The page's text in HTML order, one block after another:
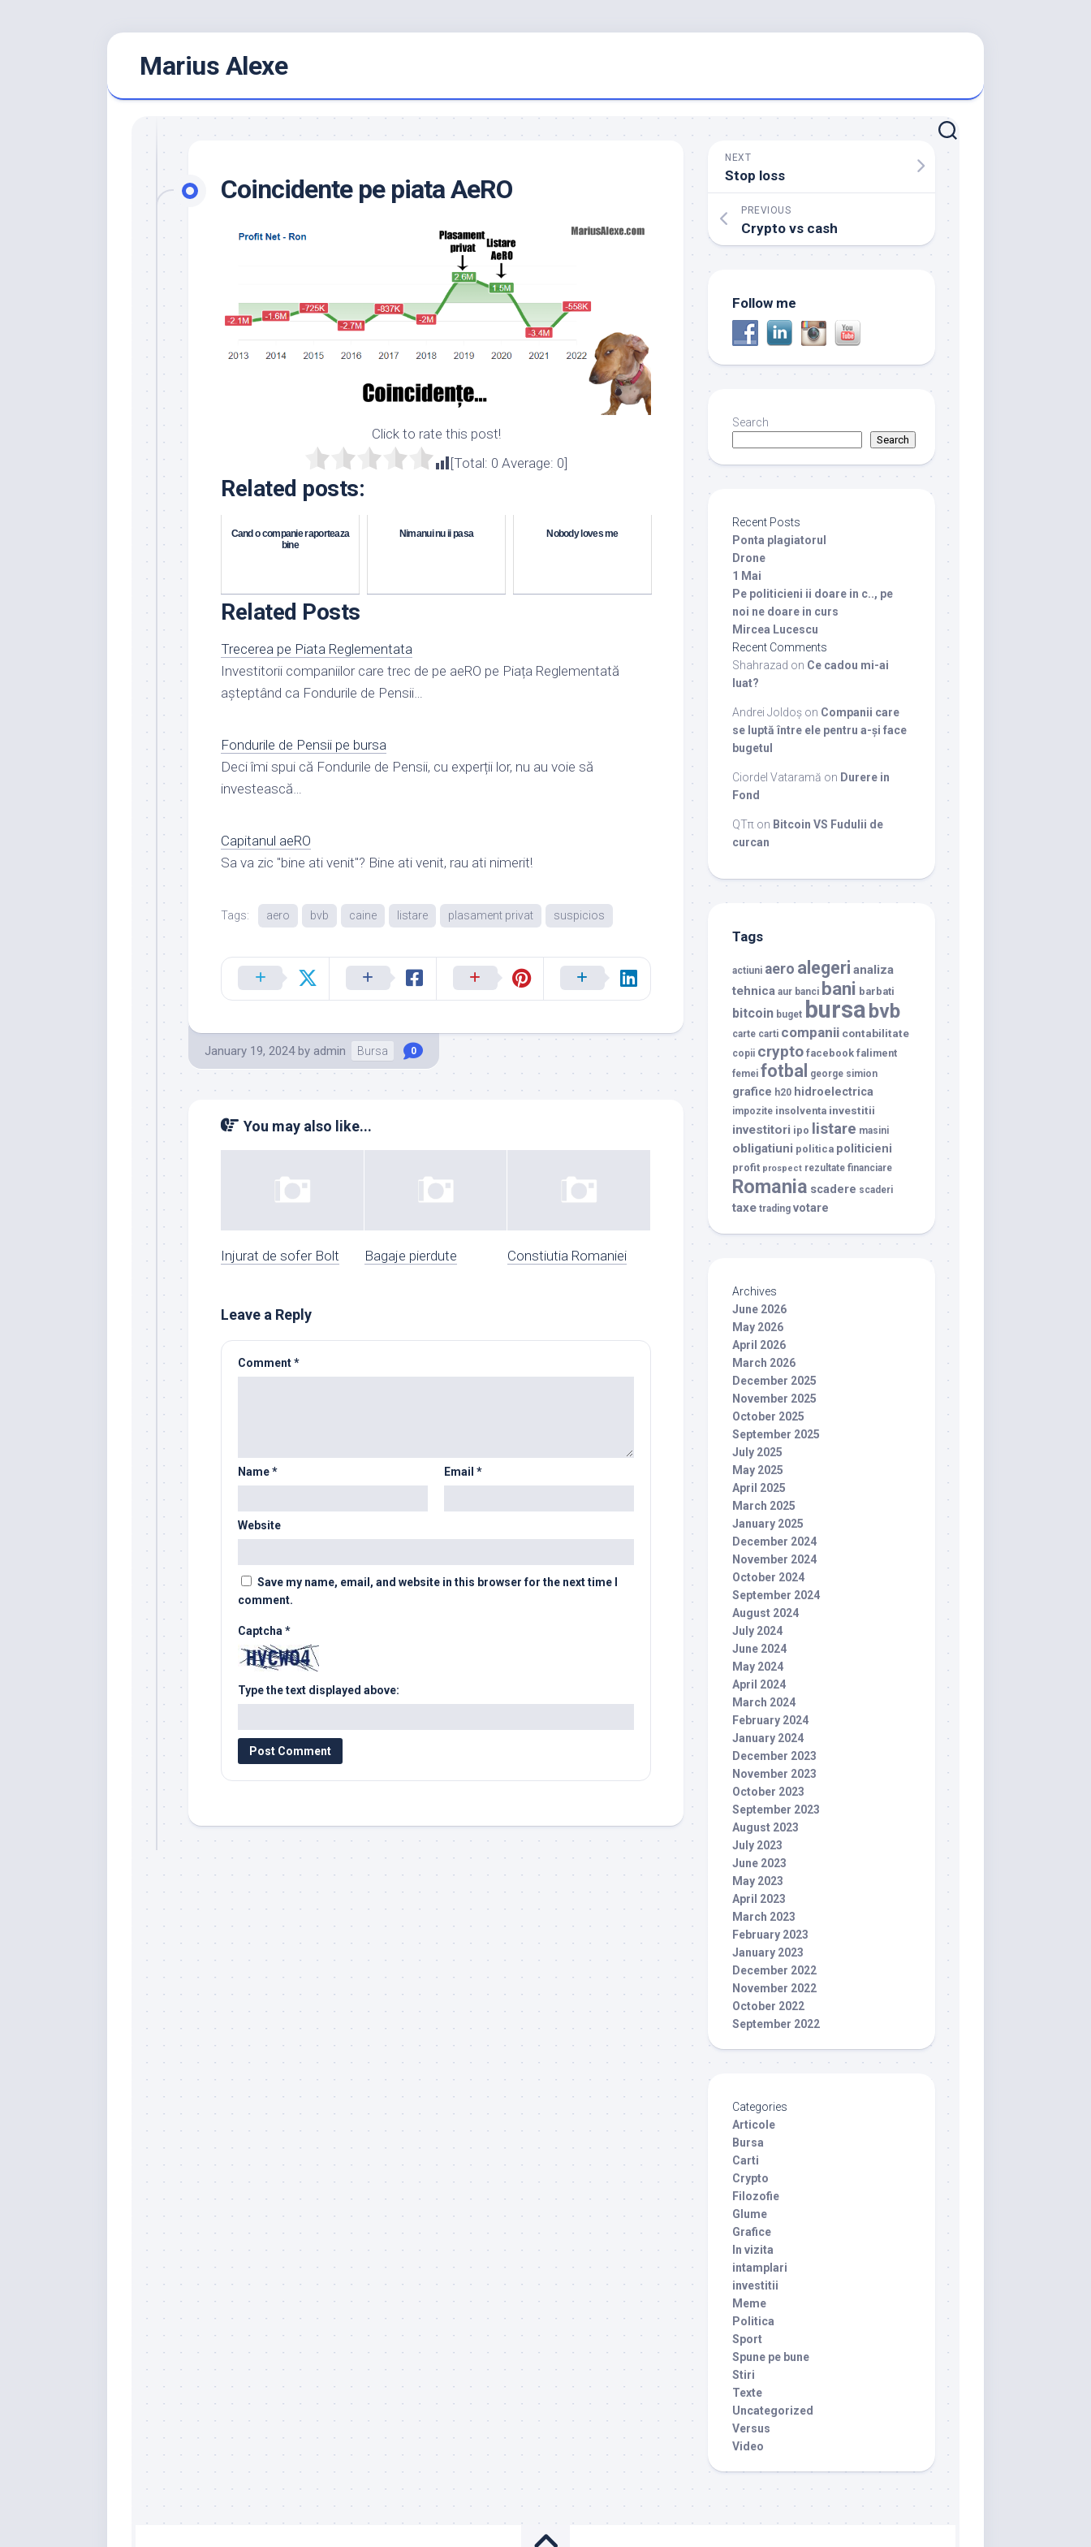
Marius Alexe
Coincidente pe piata AeRO
Click to rate this post!
[Total: 0 Average: 0]
Related posts:
Cand o companie raporteaza
bine
Nimanui nu ii pasa Nobody loves me
Related Posts
Trecerea pe Piata Reglementata
Investitorii companiilor care trec de pe aeRO pe Piața Reglementată
așteptând ca Fondurile de Pensii…
Fondurile de Pensii pe bursa
Deci îmi spui că Fondurile de Pensii, cu experții lor, nu au voie să
investească…
Capitanul aeRO
Sa va zic "bine ati venit"? Bine ati venit, rau ati nimerit!
Tags: aero bvb caine listare plasament privat suspicios
January 19, 2024 by admin Bursa 0
You may also like...
Injurat de sofer Bolt Bagaje pierdute Constiutia Romaniei
Leave a Reply
Comment*
Name* Email *
Website
Save my name, email, and website in this browser for the next time I
comment.
Captcha *
Type the text displayed above:
NEXT
Stop loss
PREVIOUS
Crypto vs cash
Follow me
Search
Search
Recent Posts
Ponta plagiatorul
Drone
1 Mai
Pe politicieni ii doare in c.., pe
noi ne doare in curs
Mircea Lucescu
Recent Comments
Shahrazad on Ce cadou mi-ai
luat?
Andrei Joldoș on Companii care
se luptă între ele pentru a-și face
bugetul
Ciordel Vataramă on Durere in
Fond
QTπ on Bitcoin VS Fudulii de
curcan
Tags
actiuni aero alegeri analiza
tehnica aur banci bani barbati
bitcoin buget bursabvb
carte carti companii contabilitate
copii crypto facebook faliment
femei fotbal george simion
grafice h20 hidroelectrica
impozite insolventa investitii
investitori ipo listare masini
obligatiuni politica politicieni
profit prospect rezultate financiare
Romania scadere scaderi
taxe trading votare
Archives
June 2026
May 2026
April 2026
March 2026
December 2025
November 2025
October 2025
September 2025
July 2025
May 2025
April 2025
March 2025
January 2025
December 2024
November 2024
October 2024
September 2024
August 2024
July 2024
June 2024
May 2024
April 2024
March 2024
February 2024
January 2024
December 2023
November 2023
October 2023
September 2023
August 2023
July 2023
June 2023
May 2023
April 2023
March 2023
February 2023
January 2023
December 2022
November 2022
October 2022
September 2022
Categories
Articole
Bursa
Carti
Crypto
Filozofie
Glume
Grafice
In vizita
intamplari
investitii
Meme
Politica
Sport
Spune pe bune
Stiri
Texte
Uncategorized
Versus
Video